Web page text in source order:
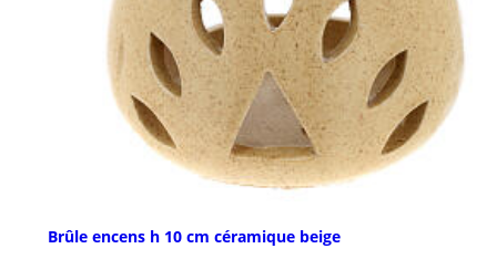
Brûle encens h 10 cm céramique beige